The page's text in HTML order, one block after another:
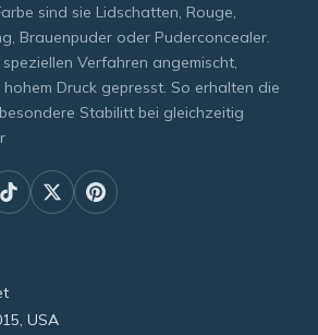
sind sie Lidschatten, Rouge,
Brauenpuder oder Puderconcealer.
Verfahren angemischt,
Druck gepresst. So erhalten die
Stabilitt bei gleichzeitig
USA